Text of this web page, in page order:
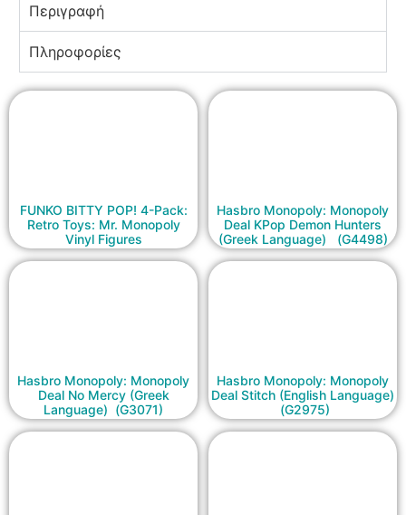
Περιγραφή
Πληροφορίες
FUNKO BITTY POP! 4-Pack:
Retro Toys: Mr. Monopoly
Vinyl Figures
Hasbro Monopoly: Monopoly
Deal KPop Demon Hunters
(Greek Language) (G4498)
Hasbro Monopoly: Monopoly
Deal No Mercy (Greek
Language) (G3071)
Hasbro Monopoly: Monopoly
Deal Stitch (English Language)
(G2975)